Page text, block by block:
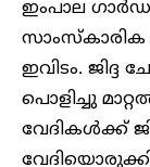
ഇംപാല
സാംസ്‌കാരിക
ഇവിടം. ജിദ്ദ
പൊളിച്ചു
വേദികൾക്ക്